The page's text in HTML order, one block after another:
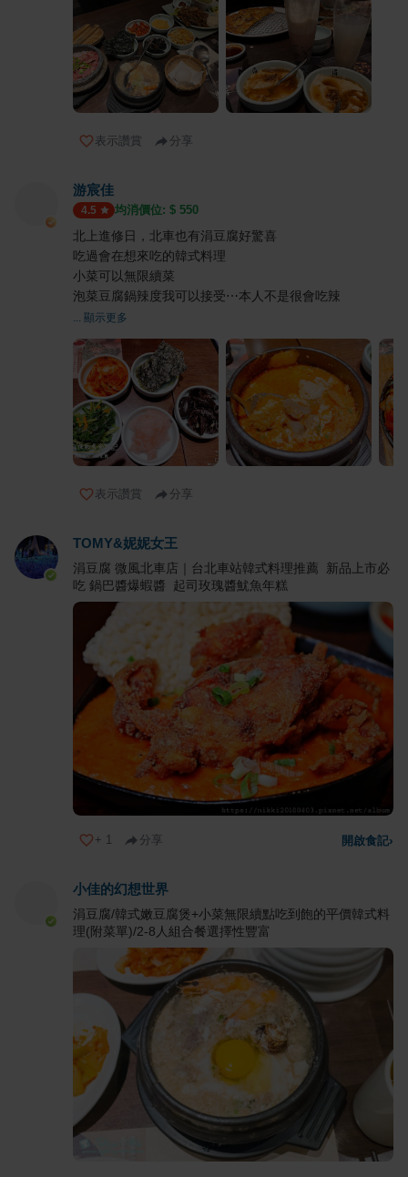
表示讚賞 分享
游宸佳
4.5 均消價位: $ 550
北上進修日，北車也有涓豆腐好驚喜
吃過會在想來吃的韓式料理
小菜可以無限續菜
泡菜豆腐鍋辣度我可以接受⋯本人不是很會吃辣
... 顯示更多
表示讚賞 分享
TOMY&妮妮女王
涓豆腐 微風北車店｜台北車站韓式料理推薦 新品上市必
吃 鍋巴醬爆蝦醬 起司玫瑰醬魷魚年糕
+ 1 分享 開啟食記›
小佳的幻想世界
涓豆腐/韓式嫩豆腐煲+小菜無限續點吃到飽的平價韓式料
理(附菜單)/2-8人組合餐選擇性豐富